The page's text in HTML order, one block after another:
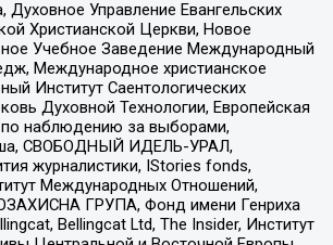
Духовное Управление Евангельских
Христианской Церкви, Новое
Учебное Заведение Международный
Международное христианское
Институт Саентологических
Духовной Технологии, Европейская
по наблюдению за выборами,
СВОБОДНЫЙ ИДЕЛЬ-УРАЛ,
журналистики, IStories fonds,
Международных Отношений,
ГРУПА, Фонд имени Генриха
Bellingcat Ltd, The Insider, Институт